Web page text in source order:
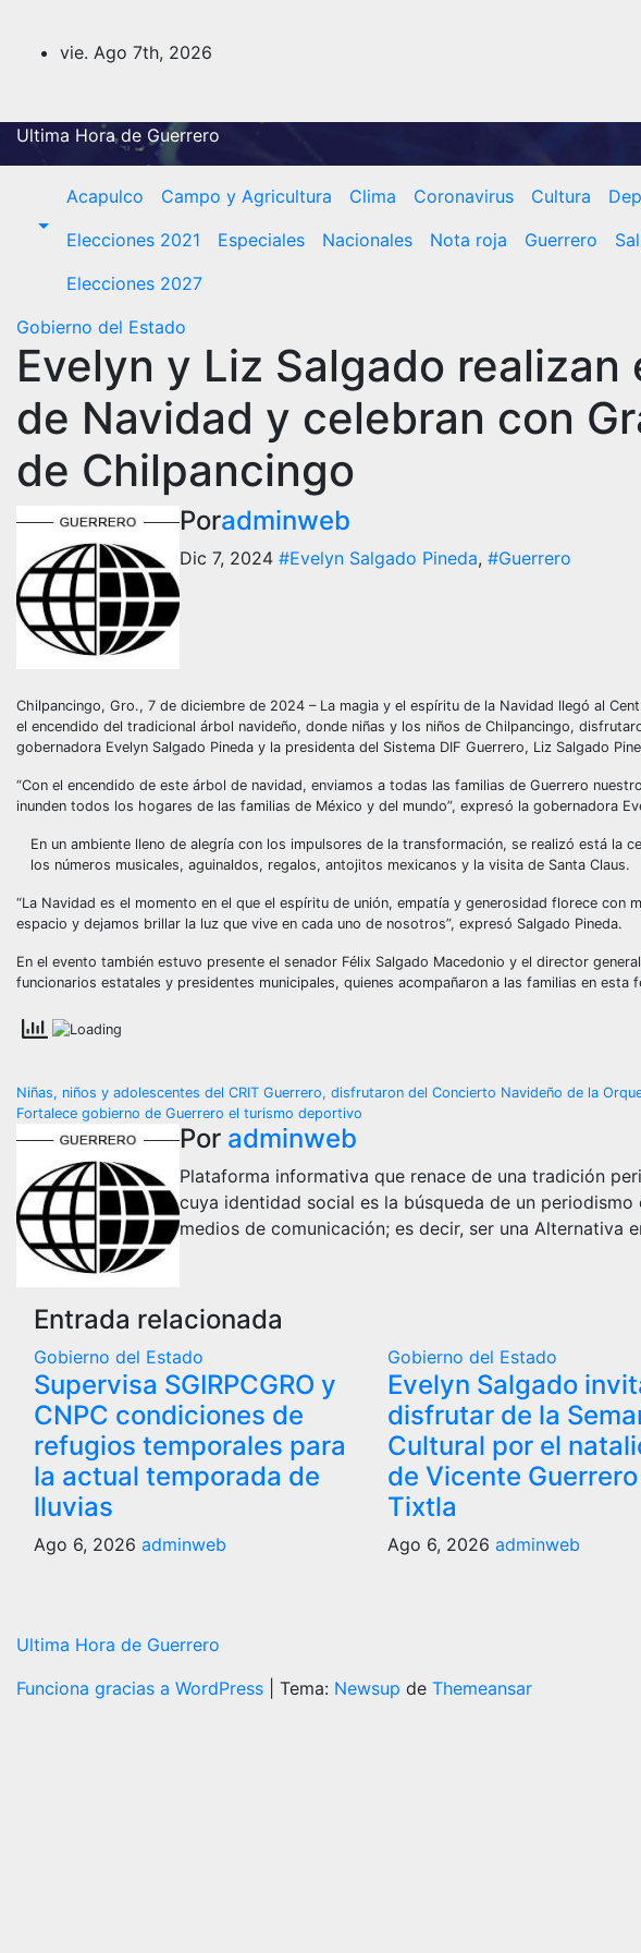
contenido
vie. Ago 7th, 2026
Ultima Hora de Guerrero
Acapulco Campo y Agricultura Clima Coronavirus Cultura
Elecciones 2021
Especiales Nacionales Nota roja Guerrero
Elecciones 2027
Gobierno del Estado
Evelyn y Liz Salgado
de Navidad y celebran con
de Chilpancingo
Poradminweb
Dic 7, 2024 #Evelyn Salgado Pineda, #Guerrero
Chilpancingo, Gro., 7 de diciembre de 2024 – La magia y el espíritu de la Navidad llegó al
el encendido del tradicional árbol navideño, donde niñas y los niños de Chilpancingo,
gobernadora Evelyn Salgado Pineda y la presidenta del Sistema DIF Guerrero, Liz Salgado
“Con el encendido de este árbol de navidad, enviamos a todas las familias de Guerrero
inunden todos los hogares de las familias de México y del mundo”, expresó la gobernadora
En un ambiente lleno de alegría con los impulsores de la transformación, se realizó está la
los números musicales, aguinaldos, regalos, antojitos mexicanos y la visita de Santa Claus.
“La Navidad es el momento en el que el espíritu de unión, empatía y generosidad florece con
espacio y dejamos brillar la luz que vive en cada uno de nosotros”, expresó Salgado Pineda.
En el evento también estuvo presente el senador Félix Salgado Macedonio y el director
funcionarios estatales y presidentes municipales, quienes acompañaron a las familias en esta
Navegación
de
entradas
Niñas, niños y adolescentes del CRIT Guerrero, disfrutaron del Concierto Navideño de la
Fortalece gobierno de Guerrero el turismo deportivo
Por adminweb
Plataforma informativa que renace de una tradición
cuya identidad social es la búsqueda de un
medios de comunicación; es decir, ser una Alternativa
Entrada relacionada
Gobierno del Estado
Supervisa SGIRPCGRO y
CNPC condiciones de
refugios temporales para
la actual temporada de
lluvias
Ago 6, 2026 adminweb
Gobierno del Estado
Evelyn Salgado
disfrutar de la
Cultural por el
de Vicente
Tixtla
Ago 6, 2026adminweb
Ultima Hora de Guerrero
Funciona gracias a WordPress
Tema: Newsup de Themeansar